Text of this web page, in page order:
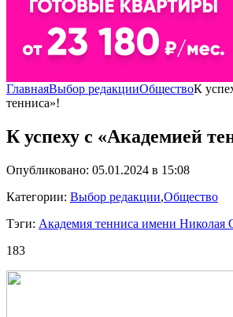
ГлавнаяВыбор редакцииОбществоК
тенниса»!
К успеху с «Академией
Опубликовано: 05.01.2024 в 15:08
Категории: Выбор редакции,Общество
Тэги: Академия тенниса имени Николая
183